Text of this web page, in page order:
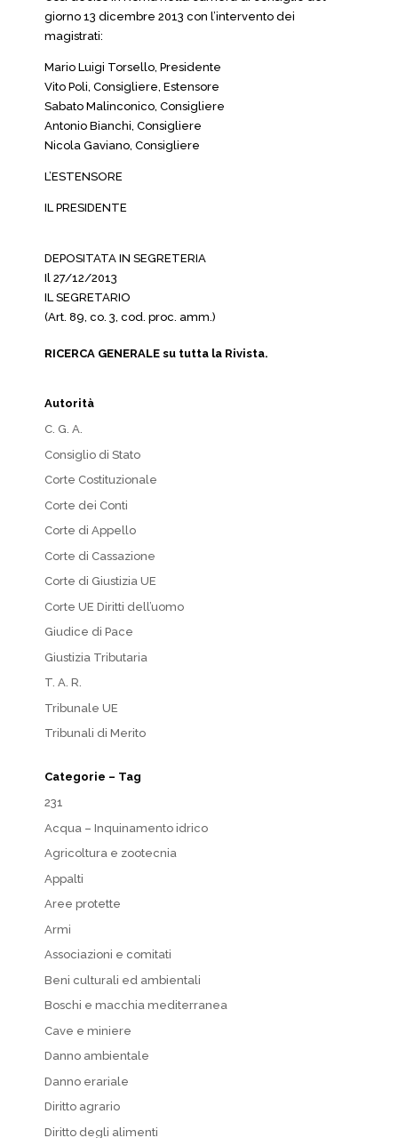
giorno 13 dicembre 2013 con l’intervento dei
magistrati:
Mario Luigi Torsello, Presidente
Vito Poli, Consigliere, Estensore
Sabato Malinconico, Consigliere
Antonio Bianchi, Consigliere
Nicola Gaviano, Consigliere
L’ESTENSORE
IL PRESIDENTE
DEPOSITATA IN SEGRETERIA
Il 27/12/2013
IL SEGRETARIO
(Art. 89, co. 3, cod. proc. amm.)
RICERCA GENERALE su tutta la Rivista.
Autorità
C. G. A.
Consiglio di Stato
Corte Costituzionale
Corte dei Conti
Corte di Appello
Corte di Cassazione
Corte di Giustizia UE
Corte UE Diritti dell’uomo
Giudice di Pace
Giustizia Tributaria
T. A. R.
Tribunale UE
Tribunali di Merito
Categorie – Tag
231
Acqua – Inquinamento idrico
Agricoltura e zootecnia
Appalti
Aree protette
Armi
Associazioni e comitati
Beni culturali ed ambientali
Boschi e macchia mediterranea
Cave e miniere
Danno ambientale
Danno erariale
Diritto agrario
Diritto degli alimenti